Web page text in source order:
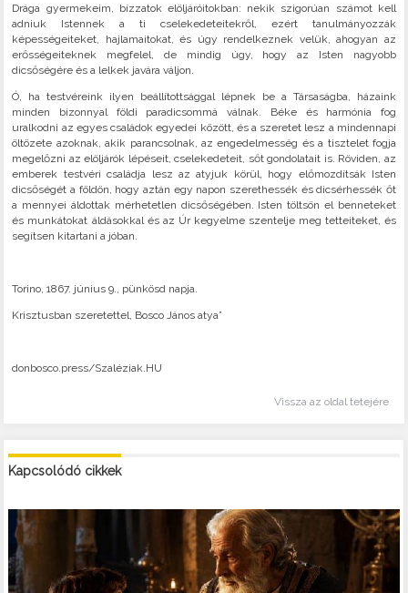
Drága gyermekeim, bízzatok elöljáróitokban: nekik szigorúan számot kell
adniuk Istennek a ti cselekedeteitekről, ezért tanulmányozzák
képességeiteket, hajlamaitokat, és úgy rendelkeznek velük, ahogyan az
erősségeiteknek megfelel, de mindig úgy, hogy az Isten nagyobb
dicsőségére és a lelkek javára váljon.
Ó, ha testvéreink ilyen beállítottsággal lépnek be a Társaságba, házaink
minden bizonnyal földi paradicsommá válnak. Béke és harmónia fog
uralkodni az egyes családok egyedei között, és a szeretet lesz a mindennapi
öltözete azoknak, akik parancsolnak, az engedelmesség és a tisztelet fogja
megelőzni az elöljárók lépéseit, cselekedeteit, sőt gondolatait is. Röviden, az
emberek testvéri családja lesz az atyjuk körül, hogy előmozdítsák Isten
dicsőségét a földön, hogy aztán egy napon szerethessék és dicsérhessék őt
a mennyei áldottak mérhetetlen dicsőségében. Isten töltsön el benneteket
és munkátokat áldásokkal és az Úr kegyelme szentelje meg tetteiteket, és
segítsen kitartani a jóban.
Torino, 1867. június 9., pünkösd napja.
Krisztusban szeretettel, Bosco János atya”
donbosco.press/Szaléziak.HU
Vissza az oldal tetejére
Kapcsolódó cikkek